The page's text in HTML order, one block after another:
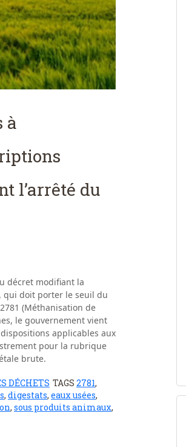
à
l’arrêté du
décret modifiant la
qui doit porter le seuil du
(Méthanisation de
le gouvernement vient
applicables aux
pour la rubrique
brute.
DÉCHETS TAGS 2781,
, digestats, eaux usées,
, sous produits animaux,